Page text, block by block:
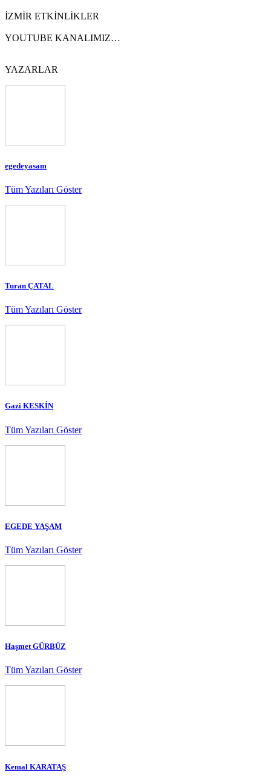
İZMİR ETKİNLİKLER
YOUTUBE KANALIMIZ…
YAZARLAR
egedeyasam
Tüm Yazıları Göster
Turan ÇATAL
Tüm Yazıları Göster
Gazi KESKİN
Tüm Yazıları Göster
EGEDE YAŞAM
Tüm Yazıları Göster
Haşmet GÜRBÜZ
Tüm Yazıları Göster
Kemal KARATAŞ